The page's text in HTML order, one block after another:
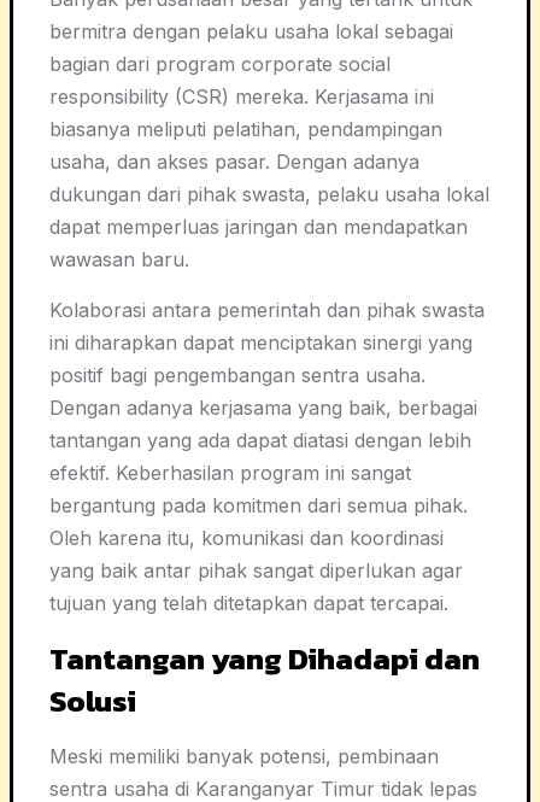
bermitra dengan pelaku usaha lokal sebagai
bagian dari program corporate social
responsibility (CSR) mereka. Kerjasama ini
biasanya meliputi pelatihan, pendampingan
usaha, dan akses pasar. Dengan adanya
dukungan dari pihak swasta, pelaku usaha lokal
dapat memperluas jaringan dan mendapatkan
wawasan baru.
Kolaborasi antara pemerintah dan pihak swasta
ini diharapkan dapat menciptakan sinergi yang
positif bagi pengembangan sentra usaha.
Dengan adanya kerjasama yang baik, berbagai
tantangan yang ada dapat diatasi dengan lebih
efektif. Keberhasilan program ini sangat
bergantung pada komitmen dari semua pihak.
Oleh karena itu, komunikasi dan koordinasi
yang baik antar pihak sangat diperlukan agar
tujuan yang telah ditetapkan dapat tercapai.
Tantangan yang Dihadapi dan
Solusi
Meski memiliki banyak potensi, pembinaan
sentra usaha di Karanganyar Timur tidak lepas